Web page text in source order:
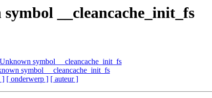
__cleancache_init_fs
symbol __cleancache_init_fs
symbol __cleancache_init_fs
] [ onderwerp ] [ auteur ]